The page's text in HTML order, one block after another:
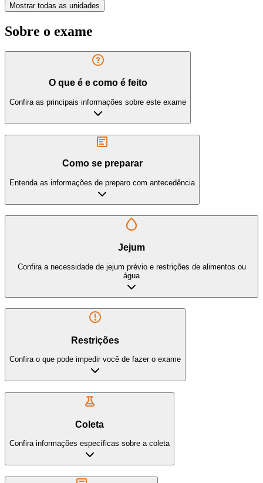
Mostrar todas as unidades
Sobre o exame
O que é e como é feito
Confira as principais informações sobre este exame
Como se preparar
Entenda as informações de preparo com antecedência
Jejum
Confira a necessidade de jejum prévio e restrições de alimentos ou
água
Restrições
Confira o que pode impedir você de fazer o exame
Coleta
Confira informações específicas sobre a coleta